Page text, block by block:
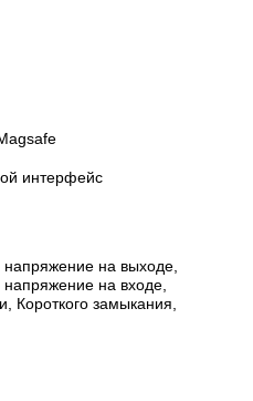
интерфейс
на выходе,
на входе,
Короткого замыкания,